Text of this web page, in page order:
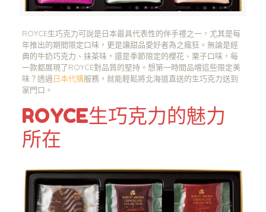
ROYCE生巧克力可說是日本最具代表性的伴手禮之一，尤其是每
年推出的期間限定口味，更是讓甜品愛好者為之瘋狂。無論是經
典的牛奶巧克力、抹茶味，還是季節限定的櫻花、栗子口味，每
一款都展現了ROYCE對品質的堅持。想第一時間品嚐這些限定美
味？透過日本代購服務，就能輕鬆將北海道直送的生巧克力送到
家門口。
ROYCE生巧克力的魅力
所在